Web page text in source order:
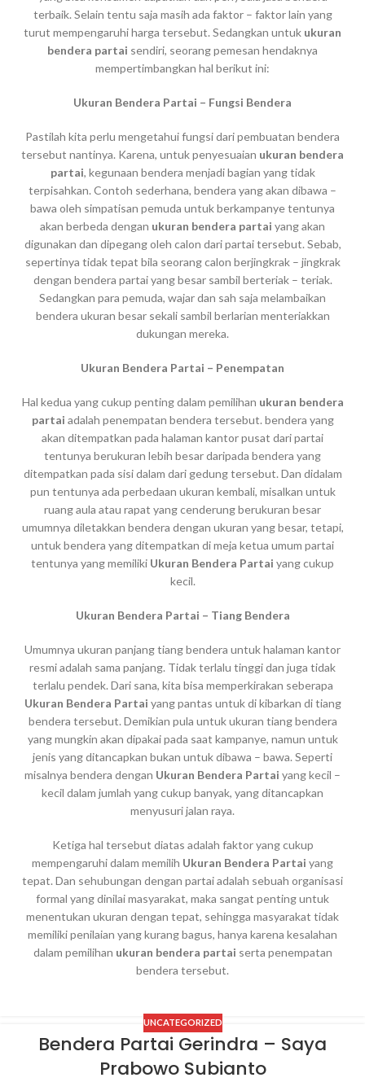
terbaik. Selain tentu saja masih ada faktor – faktor lain yang
turut mempengaruhi harga tersebut. Sedangkan untuk ukuran
bendera partai sendiri, seorang pemesan hendaknya
mempertimbangkan hal berikut ini:
Ukuran Bendera Partai – Fungsi Bendera
Pastilah kita perlu mengetahui fungsi dari pembuatan bendera
tersebut nantinya. Karena, untuk penyesuaian ukuran bendera
partai, kegunaan bendera menjadi bagian yang tidak
terpisahkan. Contoh sederhana, bendera yang akan dibawa –
bawa oleh simpatisan pemuda untuk berkampanye tentunya
akan berbeda dengan ukuran bendera partai yang akan
digunakan dan dipegang oleh calon dari partai tersebut. Sebab,
sepertinya tidak tepat bila seorang calon berjingkrak – jingkrak
dengan bendera partai yang besar sambil berteriak – teriak.
Sedangkan para pemuda, wajar dan sah saja melambaikan
bendera ukuran besar sekali sambil berlarian menteriakkan
dukungan mereka.
Ukuran Bendera Partai – Penempatan
Hal kedua yang cukup penting dalam pemilihan ukuran bendera
partai adalah penempatan bendera tersebut. bendera yang
akan ditempatkan pada halaman kantor pusat dari partai
tentunya berukuran lebih besar daripada bendera yang
ditempatkan pada sisi dalam dari gedung tersebut. Dan didalam
pun tentunya ada perbedaan ukuran kembali, misalkan untuk
ruang aula atau rapat yang cenderung berukuran besar
umumnya diletakkan bendera dengan ukuran yang besar, tetapi,
untuk bendera yang ditempatkan di meja ketua umum partai
tentunya yang memiliki Ukuran Bendera Partai yang cukup
kecil.
Ukuran Bendera Partai – Tiang Bendera
Umumnya ukuran panjang tiang bendera untuk halaman kantor
resmi adalah sama panjang. Tidak terlalu tinggi dan juga tidak
terlalu pendek. Dari sana, kita bisa memperkirakan seberapa
Ukuran Bendera Partai yang pantas untuk di kibarkan di tiang
bendera tersebut. Demikian pula untuk ukuran tiang bendera
yang mungkin akan dipakai pada saat kampanye, namun untuk
jenis yang ditancapkan bukan untuk dibawa – bawa. Seperti
misalnya bendera dengan Ukuran Bendera Partai yang kecil –
kecil dalam jumlah yang cukup banyak, yang ditancapkan
menyusuri jalan raya.
Ketiga hal tersebut diatas adalah faktor yang cukup
mempengaruhi dalam memilih Ukuran Bendera Partai yang
tepat. Dan sehubungan dengan partai adalah sebuah organisasi
formal yang dinilai masyarakat, maka sangat penting untuk
menentukan ukuran dengan tepat, sehingga masyarakat tidak
memiliki penilaian yang kurang bagus, hanya karena kesalahan
dalam pemilihan ukuran bendera partai serta penempatan
bendera tersebut.
UNCATEGORIZED
Bendera Partai Gerindra – Saya
Prabowo Subianto